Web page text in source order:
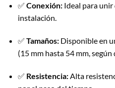
✅ Conexión:Ideal para unir
instalación.
✅ Tamaños:Disponible en
(15 mm hasta 54 mm,
✅ Resistencia:Alta